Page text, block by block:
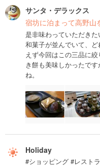
サンタ・デラックス
宿坊に泊まって高野山
是非味わっていただき
和菓子が並んでいて、
えず今回はこの三品に
き餅も美味しかったで
ね。
Holiday
#ショッピング #レスト